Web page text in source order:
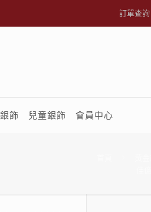
訂單查詢
銀飾 兒童銀飾 會員中心